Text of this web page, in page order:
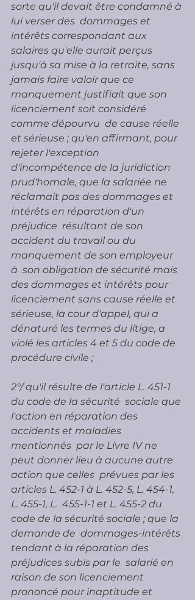
sorte qu'il devait être condamné à
lui verser des  dommages et
intérêts correspondant aux
salaires qu'elle aurait perçus
jusqu'à sa mise à la retraite, sans
jamais faire valoir que ce
manquement justifiait que son
licenciement soit considéré
comme dépourvu  de cause réelle
et sérieuse ; qu'en affirmant, pour
rejeter l'exception
d'incompétence de la juridiction
prud'homale, que la salariée ne
réclamait pas des dommages et
intérêts en réparation d'un
préjudice  résultant de son
accident du travail ou du
manquement de son employeur
à  son obligation de sécurité mais
des dommages et intérêts pour
licenciement sans cause réelle et
sérieuse, la cour d'appel, qui a
dénaturé les termes du litige, a
violé les articles 4 et 5 du code de
procédure civile ;
2°/ qu'il résulte de l'article L. 451-1
du code de la sécurité  sociale que
l'action en réparation des
accidents et maladies
mentionnés  par le Livre IV ne
peut donner lieu à aucune autre
action que celles  prévues par les
articles L. 452-1 à L. 452-5, L. 454-1,
L. 455-1, L.  455-1-1 et L. 455-2 du
code de la sécurité sociale ; que la
demande de  dommages-intérêts
tendant à la réparation des
préjudices subis par le  salarié en
raison de son licenciement
prononcé pour inaptitude et